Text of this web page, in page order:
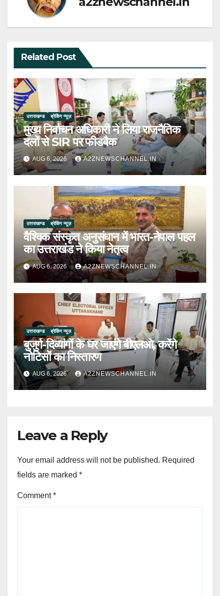
Related Post
उत्तराखण्ड ब्रेकिंग न्यूज़
मुख्य निर्वाचन अधिकारी ने लिया राजनैतिक
दलों से SIR पर फीडबैक
AUG 6, 2026 A2ZNEWSCHANNEL.IN
उत्तराखण्ड ब्रेकिंग न्यूज़
वैश्विक संस्कृत अनुसंधान में भारत-नेपाल पहल
का उत्तराखंड ने किया नेतृत्व
AUG 6, 2026 A2ZNEWSCHANNEL.IN
उत्तराखण्ड ब्रेकिंग न्यूज़
बुजुर्ग-दिव्यांगों के घर जाएंगे बीएलओ, करेंगे
नोटिसों का निस्तारण
AUG 6, 2026 A2ZNEWSCHANNEL.IN
Leave a Reply
Your email address will not be published. Required
fields are marked *
Comment*